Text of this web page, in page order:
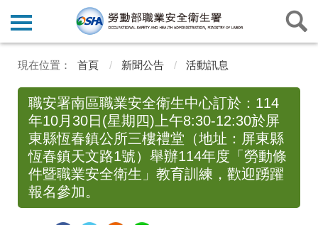
首頁 新聞公告 活動訊息
職安署南區職業安全衛生中心訂於：114
年10月30日(星期四)上午8:30-12:30於屏
東縣恆春鎮公所三樓禮堂（地址：屏東縣
恆春鎮天文路1號）舉辦114年度「勞動條
件暨職業安全衛生」教育訓練，歡迎踴躍
報名參加。